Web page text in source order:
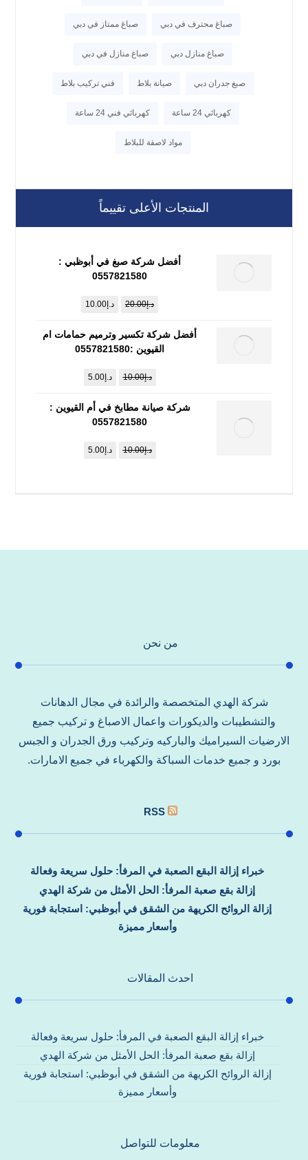
صباغ محترف في دبي صباغ ممتاز في دبي
صباغ منازل دبي صباغ منازل في دبي
صبغ جدران دبي صيانة بلاط فني تركيب بلاط
كهربائي 24 ساعة كهربائي فني 24 ساعة
مواد لاصقة للبلاط
المنتجات الأعلى تقييماً
أفضل شركة صبغ في أبوظبي :
0557821580
د.إ20.00 د.إ10.00
أفضل شركة تكسير وترميم حمامات ام
القيوين :0557821580
د.إ10.00 د.إ5.00
شركة صيانة مطابخ في أم القيوين :
0557821580
د.إ10.00 د.إ5.00
من نحن
شركة الهدي المتخصصة والرائدة في مجال الدهانات
والتشطيبات والديكورات واعمال الاصباغ و تركيب جميع
الارضيات السيراميك والباركيه وتركيب ورق الجدران و الجبس
بورد و جميع خدمات السباكة والكهرباء في جميع الامارات.
RSS
خبراء إزالة البقع الصعبة في المرفأ: حلول سريعة وفعالة
إزالة بقع صعبة المرفأ: الحل الأمثل من شركة الهدي
إزالة الروائح الكريهة من الشقق في أبوظبي: استجابة فورية
وأسعار مميزة
احدث المقالات
خبراء إزالة البقع الصعبة في المرفأ: حلول سريعة وفعالة
إزالة بقع صعبة المرفأ: الحل الأمثل من شركة الهدي
إزالة الروائح الكريهة من الشقق في أبوظبي: استجابة فورية
وأسعار مميزة
معلومات للتواصل